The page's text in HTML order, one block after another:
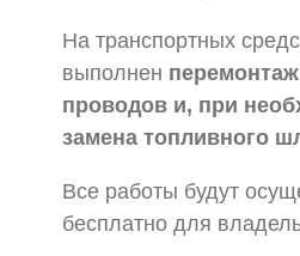
На транспортных
выполнен
проводов и, при
замена топливного
Все работы будут
бесплатно для